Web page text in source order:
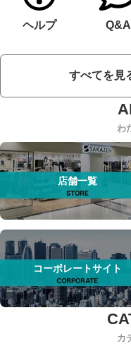
ヘルプ Q&A
すべてを見
わ
店舗一覧
コーポレートサイト
カ